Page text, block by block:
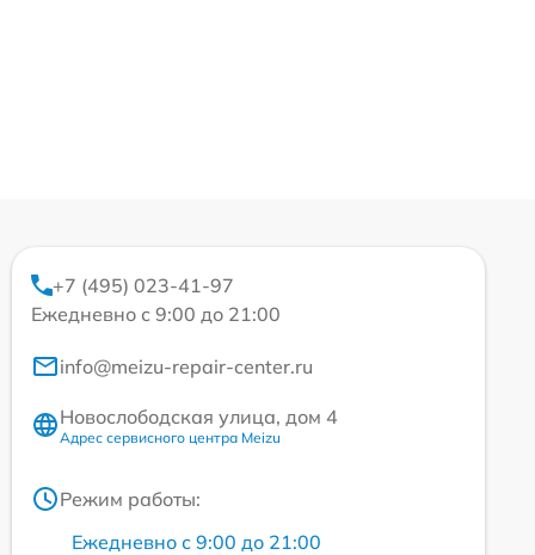
+7 (495) 023-41-97
Ежедневно с 9:00 до 21:00
info@meizu-repair-center.ru
Новослободская улица, дом 4
Адрес сервисного центра Meizu
Режим работы:
Ежедневно с 9:00 до 21:00